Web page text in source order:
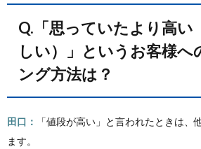
Q.「思っていたより高い（予算的に難
しい）」というお客様へ
ング方法は？
田口：
「値段が高い」と言われたときは、
ます。